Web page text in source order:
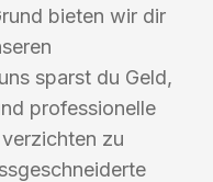
bieten wir dir
sparst du Geld,
professionelle
zu